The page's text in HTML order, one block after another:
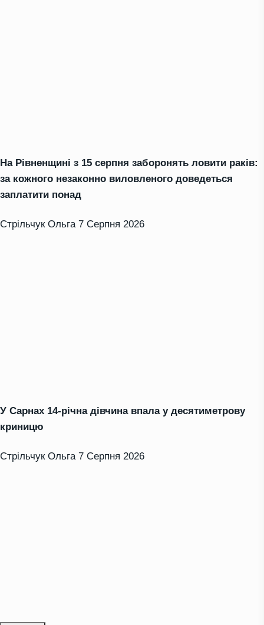
На Рівненщині з 15 серпня заборонять ловити раків:
за кожного незаконно виловленого доведеться
заплатити понад
Стрільчук Ольга 7 Серпня 2026
У Сарнах 14-річна дівчина впала у десятиметрову
криницю
Стрільчук Ольга 7 Серпня 2026